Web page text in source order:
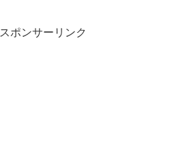
スポンサーリンク